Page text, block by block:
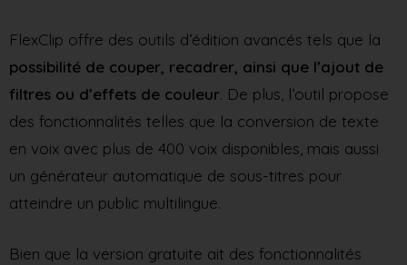
FlexClip offre des outils d’édition avancés tels que la
possibilité de couper, recadrer, ainsi que l’ajout de
filtres ou d’effets de couleur. De plus, l’outil propose
des fonctionnalités telles que la conversion de texte
en voix avec plus de 400 voix disponibles, mais aussi
un générateur automatique de sous-titres pour
atteindre un public multilingue.
Bien que la version gratuite ait des fonctionnalités